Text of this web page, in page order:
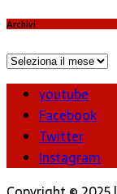
Archivi
Archivi
youtube
Facebook
Twitter
Instagram